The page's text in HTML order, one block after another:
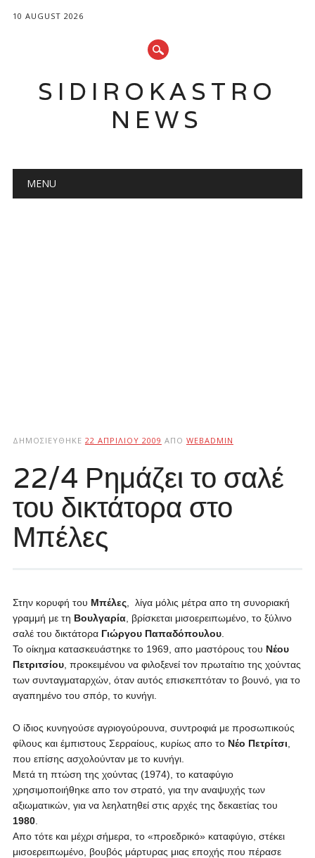
10 AUGUST 2026
SIDIROKASTRO
NEWS
Main menu
MENU
ΔΗΜΟΣΙΕΎΘΗΚΕ 22 ΑΠΡΙΛΊΟΥ 2009 ΑΠΌ WEBADMIN
22/4 Ρημάζει το σαλέ
του δικτάτορα στο
Μπέλες
Στην κορυφή του Μπέλες, λίγα μόλις μέτρα απο τη συνοριακή
γραμμή με τη Βουλγαρία, βρίσκεται μισοερειπωμένο, το ξύλινο
σαλέ του δικτάτορα Γιώργου Παπαδόπουλου.
Το οίκημα κατασκευάστηκε το 1969, απο μαστόρους του Νέου
Πετριτσίου, προκειμένου να φιλοξενεί τον πρωταίτιο της χούντας
των συνταγματαρχών, όταν αυτός επισκεπτόταν το βουνό, για το
αγαπημένο του σπόρ, το κυνήγι.
Ο ίδιος κυνηγούσε αγριογούρουνα, συντροφιά με προσωπικούς
φίλους και έμπιστους Σερραίους, κυρίως απο το Νέο Πετρίτσι
που επίσης ασχολούνταν με το κυνήγι.
Μετά τη πτώση της χούντας (1974), το καταφύγιο
χρησιμοποιήθηκε απο τον στρατό, για την αναψυχής των
αξιωματικών, για να λεηλατηθεί στις αρχές της δεκαετίας του
1980.
Απο τότε και μέχρι σήμερα, το «προεδρικό» καταφύγιο, στέκει
μισοερειπωμένο, βουβός μάρτυρας μιας εποχής που πέρασε